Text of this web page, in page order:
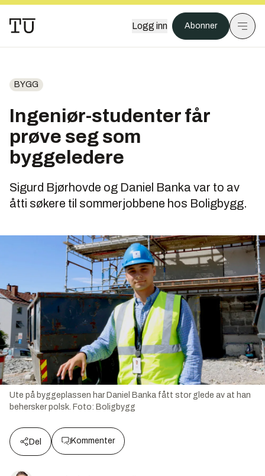
Logg inn Abonner
BYGG
Ingeniør-studenter får
prøve seg som
byggeledere
Sigurd Bjørhovde og Daniel Banka var to av
åtti søkere til sommerjobbene hos Boligbygg.
Ute på byggeplassen har Daniel Banka fått stor glede av at han
behersker polsk. Foto: Boligbygg
Del Kommenter